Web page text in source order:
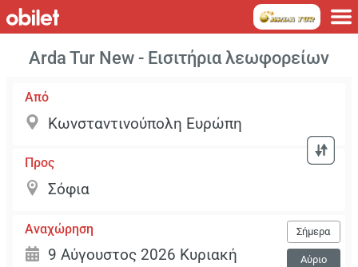
Arda Tur New - Εισιτήρια λεωφορείων
Από
Προς
Αναχώρηση Σήμερα
Αύριο